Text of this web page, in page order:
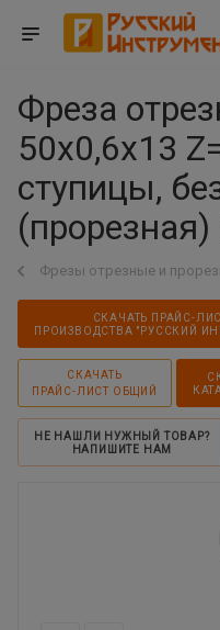
Фреза
50х0,6х13
ступицы,
Фрезы отрезные и
СКАЧАТЬ ПРАЙС-
ПРОИЗВОДСТВА "РУССКИЙ
СКАЧАТЬ
ПРАЙС-ЛИСТ ОБЩИЙ
НЕ НАШЛИ НУЖНЫЙ ТОВАР?
НАПИШИТЕ НАМ